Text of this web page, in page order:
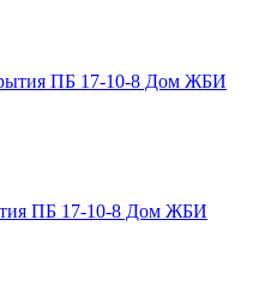
ПБ 17-10-8 Дом ЖБИ